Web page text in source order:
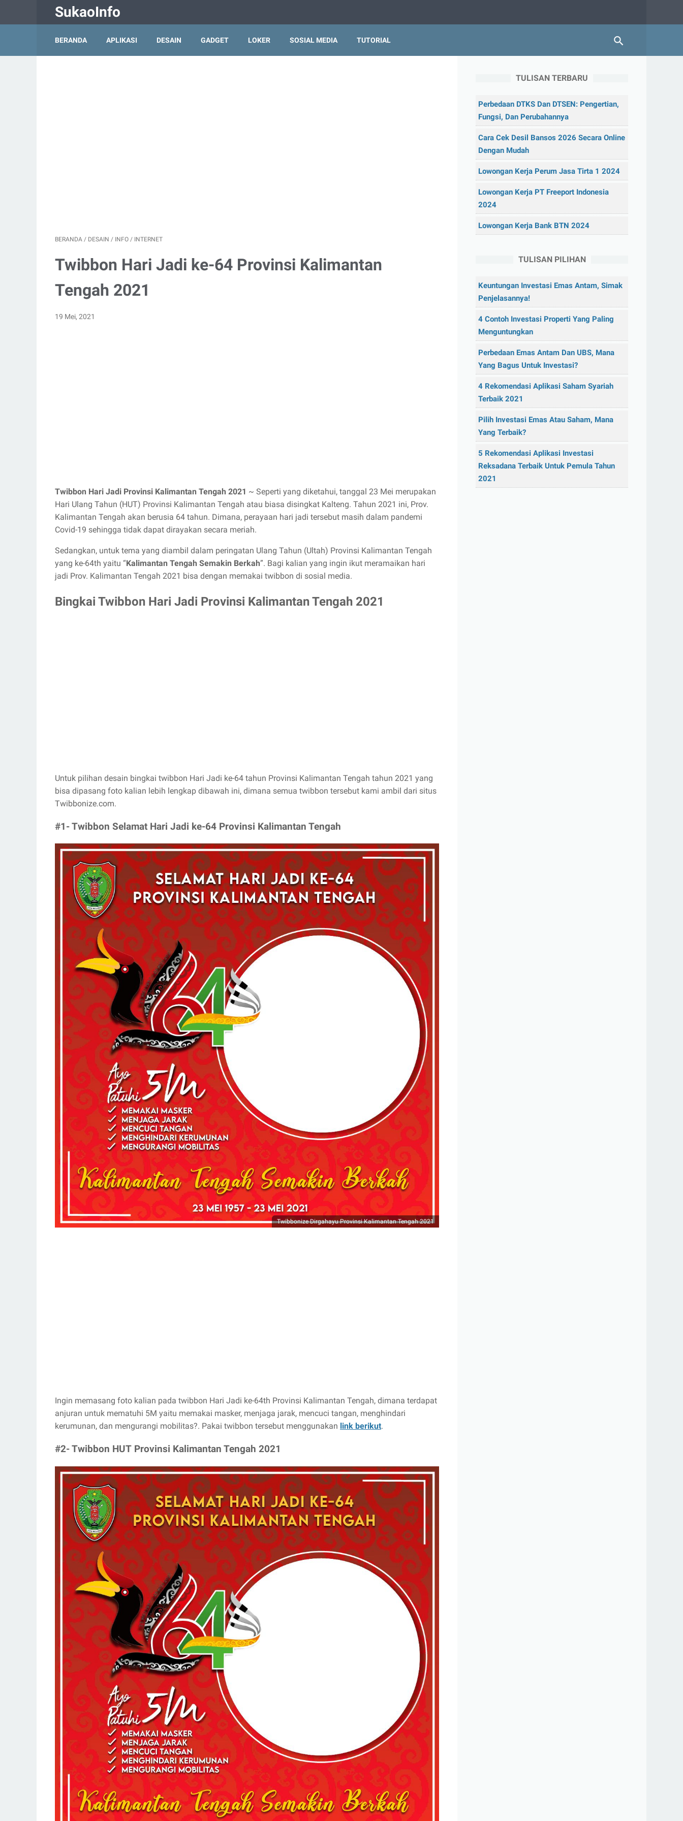
SukaoInfo
BERANDA APLIKASI DESAIN GADGET LOKER SOSIAL MEDIA TUTORIAL
BERANDA / DESAIN / INFO / INTERNET
Twibbon Hari Jadi ke-64 Provinsi Kalimantan
Tengah 2021
19 Mei, 2021
Twibbon Hari Jadi Provinsi Kalimantan Tengah 2021 ~ Seperti yang diketahui, tanggal 23 Mei merupakan
Hari Ulang Tahun (HUT) Provinsi Kalimantan Tengah atau biasa disingkat Kalteng. Tahun 2021 ini, Prov.
Kalimantan Tengah akan berusia 64 tahun. Dimana, perayaan hari jadi tersebut masih dalam pandemi
Covid-19 sehingga tidak dapat dirayakan secara meriah.
Sedangkan, untuk tema yang diambil dalam peringatan Ulang Tahun (Ultah) Provinsi Kalimantan Tengah
yang ke-64th yaitu “Kalimantan Tengah Semakin Berkah”. Bagi kalian yang ingin ikut meramaikan hari
jadi Prov. Kalimantan Tengah 2021 bisa dengan memakai twibbon di sosial media.
Bingkai Twibbon Hari Jadi Provinsi Kalimantan Tengah 2021
Untuk pilihan desain bingkai twibbon Hari Jadi ke-64 tahun Provinsi Kalimantan Tengah tahun 2021 yang
bisa dipasang foto kalian lebih lengkap dibawah ini, dimana semua twibbon tersebut kami ambil dari situs
Twibbonize.com.
#1- Twibbon Selamat Hari Jadi ke-64 Provinsi Kalimantan Tengah
Twibbonize DirgahayuProvinsi Kalimantan Tengah 2021
Ingin memasang foto kalian pada twibbon Hari Jadi ke-64th Provinsi Kalimantan Tengah, dimana terdapat
anjuran untuk mematuhi 5M yaitu memakai masker, menjaga jarak, mencuci tangan, menghindari
kerumunan, dan mengurangi mobilitas?. Pakai twibbon tersebut menggunakan link berikut.
#2- Twibbon HUT Provinsi Kalimantan Tengah 2021
TULISAN TERBARU
Perbedaan DTKS Dan DTSEN: Pengertian,
Fungsi, Dan Perubahannya
Cara Cek Desil Bansos 2026 Secara Online
Dengan Mudah
Lowongan Kerja Perum Jasa Tirta 1 2024
Lowongan Kerja PT Freeport Indonesia
2024
Lowongan Kerja Bank BTN 2024
TULISAN PILIHAN
Keuntungan Investasi Emas Antam, Simak
Penjelasannya!
4 Contoh Investasi Properti Yang Paling
Menguntungkan
Perbedaan Emas Antam Dan UBS, Mana
Yang Bagus Untuk Investasi?
4 Rekomendasi Aplikasi Saham Syariah
Terbaik 2021
Pilih Investasi Emas Atau Saham, Mana
Yang Terbaik?
5 Rekomendasi Aplikasi Investasi
Reksadana Terbaik Untuk Pemula Tahun
2021